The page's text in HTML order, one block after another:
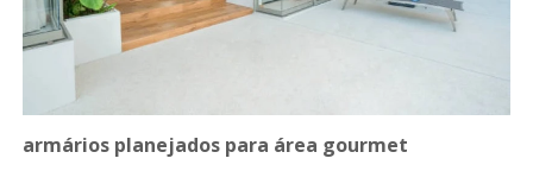
armários planejados para área gourmet